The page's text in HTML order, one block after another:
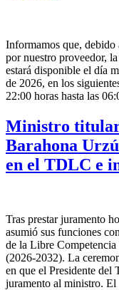
Informamos que, debido
por nuestro proveedor,
estará disponible el día
de 2026, en los
22:00 horas hasta las
Ministro titular
Barahona
en el TDLC e
Tras prestar juramento
asumió sus funciones
de la Libre
(2026-2032). La
en que el Presidente
juramento al ministro.